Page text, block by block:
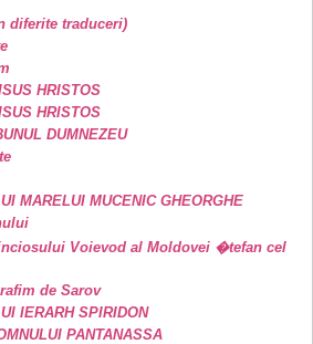
diferite traduceri)
HRISTOS
HRISTOS
DUMNEZEU
MARELUI MUCENIC GHEORGHE
Voievod al Moldovei �tefan cel
de Sarov
IERARH SPIRIDON
PANTANASSA